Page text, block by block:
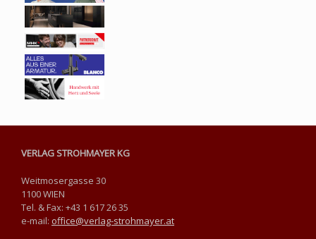
VERLAG STROHMAYER KG
Weitmosergasse 30
1100 WIEN
Tel. & Fax: +43 1 617 26 35
e-mail: office@verlag-strohmayer.at